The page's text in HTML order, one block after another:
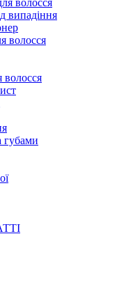
волосся
випадіння
волосся
волосся
губами